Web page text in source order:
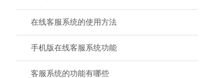
在线客服系统的使用方法
手机版在线客服系统功能
客服系统的功能有哪些